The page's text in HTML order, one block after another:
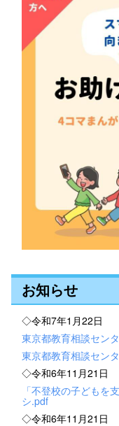
お知らせ
◇令和7年1月22日
東京都教育相談セン
東京都教育相談セン
◇令和6年11月21日
「不登校の子どもを
シ.pdf
◇令和6年11月21日